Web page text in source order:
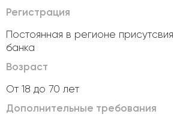
Регистрация
Постоянная в регионе присутсвия
банка
Возраст
От 18 до 70 лет
Дополнительные требования